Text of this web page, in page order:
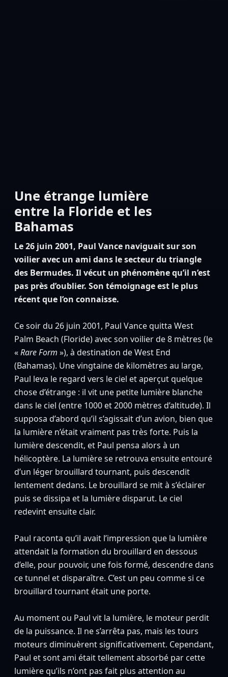
Une étrange lumière
entre la Floride et les
Bahamas
Le 26 juin 2001, Paul Vance naviguait sur son
voilier avec un ami dans le secteur du triangle
des Bermudes. Il vécut un phénomène qu’il n’est
pas près d’oublier. Son témoignage est le plus
récent que l’on connaisse.
Ce soir du 26 juin 2001, Paul Vance quitta West
Palm Beach (Floride) avec son voilier de 8 mètres (le
«Rare Form »), à destination de West End
(Bahamas). Une vingtaine de kilomètres au large,
Paul leva le regard vers le ciel et aperçut quelque
chose d’étrange : il vit une petite lumière blanche
dans le ciel (entre 1000 et 2000 mètres d’altitude). Il
supposa d’abord qu’il s’agissait d’un avion, bien que
la lumière n’était vraiment pas très forte. Puis la
lumière descendit, et Paul pensa alors à un
hélicoptère. La lumière se retrouva ensuite entouré
d’un léger brouillard tournant, puis descendit
lentement dedans. Le brouillard se mit à s’éclairer
puis se dissipa et la lumière disparut. Le ciel
redevint ensuite clair.
Paul raconta qu’il avait l’impression que la lumière
attendait la formation du brouillard en dessous
d’elle, pour pouvoir, une fois formé, descendre dans
ce tunnel et disparaître. C’est un peu comme si ce
brouillard tournant était une porte.
Au moment ou Paul vit la lumière, le moteur perdit
de la puissance. Il ne s’arrêta pas, mais les tours
moteurs diminuèrent significativement. Cependant,
Paul et sont ami était tellement absorbé par cette
lumière qu’ils n’ont pas fait plus attention au